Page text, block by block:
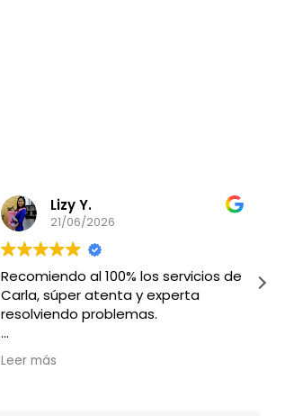
Lizy Y.
21/06/2026
Recomiendo al 100% los servicios de
Carla, súper atenta y experta
resolviendo problemas.
Muchas gracias Carla !!!!
Leer más